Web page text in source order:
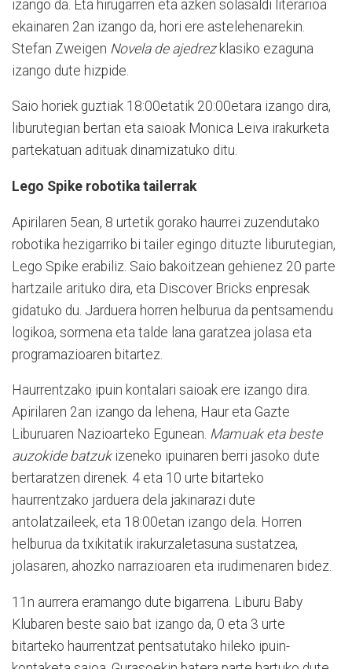
izango da. Eta hirugarren eta azken solasaldi literarioa
ekainaren 2an izango da, hori ere astelehenarekin.
Stefan Zweigen Novela de ajedrezklasiko ezaguna
izango dute hizpide.
Saio horiek guztiak 18:00etatik 20:00etara izango dira,
liburutegian bertan eta saioak Monica Leiva irakurketa
partekatuan adituak dinamizatuko ditu.
Lego Spike robotika tailerrak
Apirilaren 5ean, 8 urtetik gorako haurrei zuzendutako
robotika hezigarriko bi tailer egingo dituzte liburutegian,
Lego Spike erabiliz. Saio bakoitzean gehienez 20 parte
hartzaile arituko dira, eta Discover Bricks enpresak
gidatuko du. Jarduera horren helburua da pentsamendu
logikoa, sormena eta talde lana garatzea jolasa eta
programazioaren bitartez.
Haurrentzako ipuin kontalari saioak ere izango dira.
Apirilaren 2an izango da lehena, Haur eta Gazte
Liburuaren Nazioarteko Egunean. Mamuak eta beste
auzokide batzukizeneko ipuinaren berri jasoko dute
bertaratzen direnek. 4 eta 10 urte bitarteko
haurrentzako jarduera dela jakinarazi dute
antolatzaileek, eta 18:00etan izango dela. Horren
helburua da txikitatik irakurzaletasuna sustatzea,
jolasaren, ahozko narrazioaren eta irudimenaren bidez.
11n aurrera eramango dute bigarrena. Liburu Baby
Klubaren beste saio bat izango da, 0 eta 3 urte
bitarteko haurrentzat pentsatutako hileko ipuin-